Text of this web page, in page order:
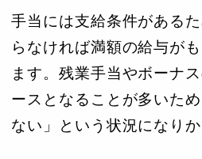
手当には支給条件がある
らなければ満額の給与が
ます。残業手当やボーナ
ースとなることが多いた
ない」という状況になりか